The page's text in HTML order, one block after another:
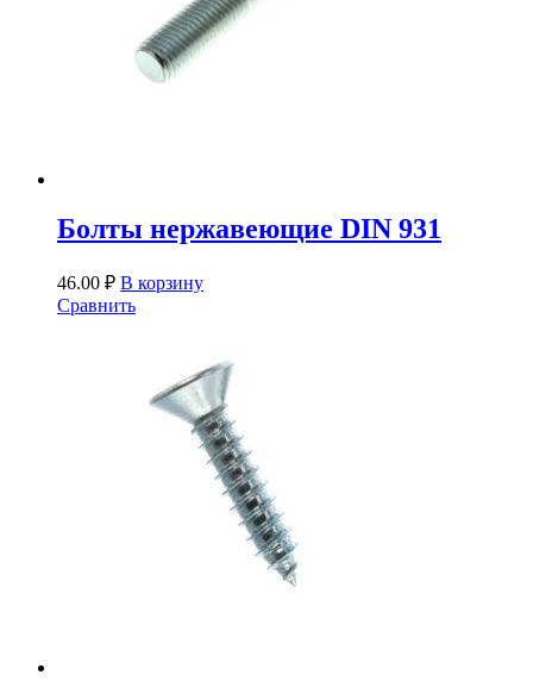
Болты нержавеющие DIN 931
46.00 ₽ В корзину
Сравнить